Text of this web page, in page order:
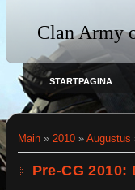
Clan Army
STARTPAGINA
Main» 2010 » Augustus
Pre-CG 2010: